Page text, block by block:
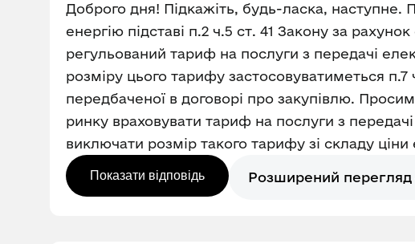
Доброго дня! Підкажіть, будь-ласка, наступне.
енергію підставі п.2 ч.5 ст. 41 Закону за
регульований тариф на послуги з передачi
розміру цього тарифу застосовуватиметься п.7
передбаченої в договорі про закупівлю.
ринку враховувати тариф на послуги з
виключати розмір такого тарифу зі складу ціни
Показати відповідь Розширений перегляд